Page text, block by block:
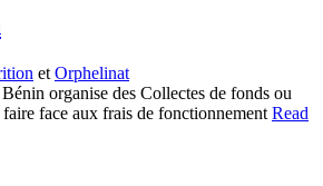
et Orphelinat
organise des Collectes de fonds ou
faire face aux frais de fonctionnement Read